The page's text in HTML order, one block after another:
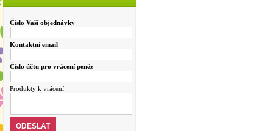
Číslo Vaší objednávky
Kontaktní email
Číslo účtu pro vrácení peněz
Produkty k vrácení